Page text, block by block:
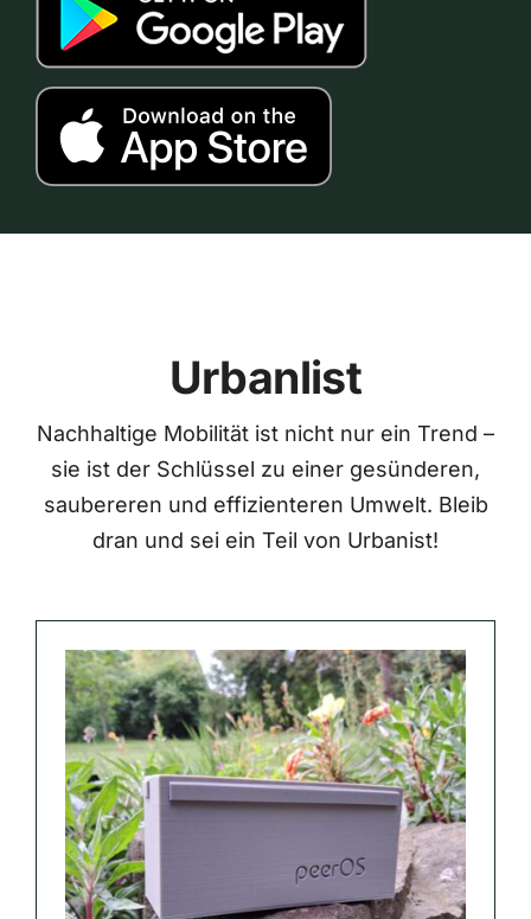
Urbanlist
Nachhaltige Mobilität ist nicht nur ein Trend –
sie ist der Schlüssel zu einer gesünderen,
saubereren und effizienteren Umwelt. Bleib
dran und sei ein Teil von Urbanist!